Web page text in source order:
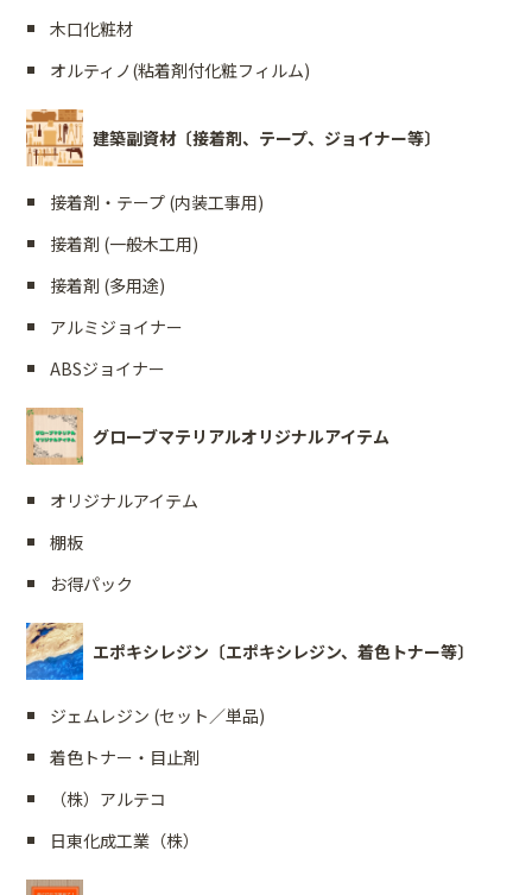
木口化粧材
オルティノ(粘着剤付化粧フィルム)
建築副資材〔接着剤、テープ、ジョイナー等〕
接着剤・テープ (内装工事用)
接着剤 (一般木工用)
接着剤 (多用途)
アルミジョイナー
ABSジョイナー
グローブマテリアルオリジナルアイテム
オリジナルアイテム
棚板
お得パック
エポキシレジン〔エポキシレジン、着色トナー等〕
ジェムレジン (セット／単品)
着色トナー・目止剤
（株）アルテコ
日東化成工業（株）